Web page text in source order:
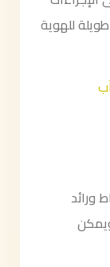
للهوية
ورائد